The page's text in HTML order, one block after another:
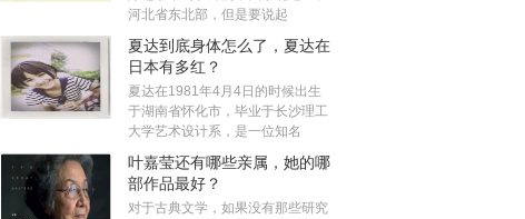
河北省东北部，但是要说起
夏达到底身体怎么了，夏达在
日本有多红？
夏达在1981年4月4日的时候出生
于湖南省怀化市，毕业于长沙理工
大学艺术设计系，是一位知名
叶嘉莹还有哪些亲属，她的哪
部作品最好？
对于古典文学，如果没有那些研究